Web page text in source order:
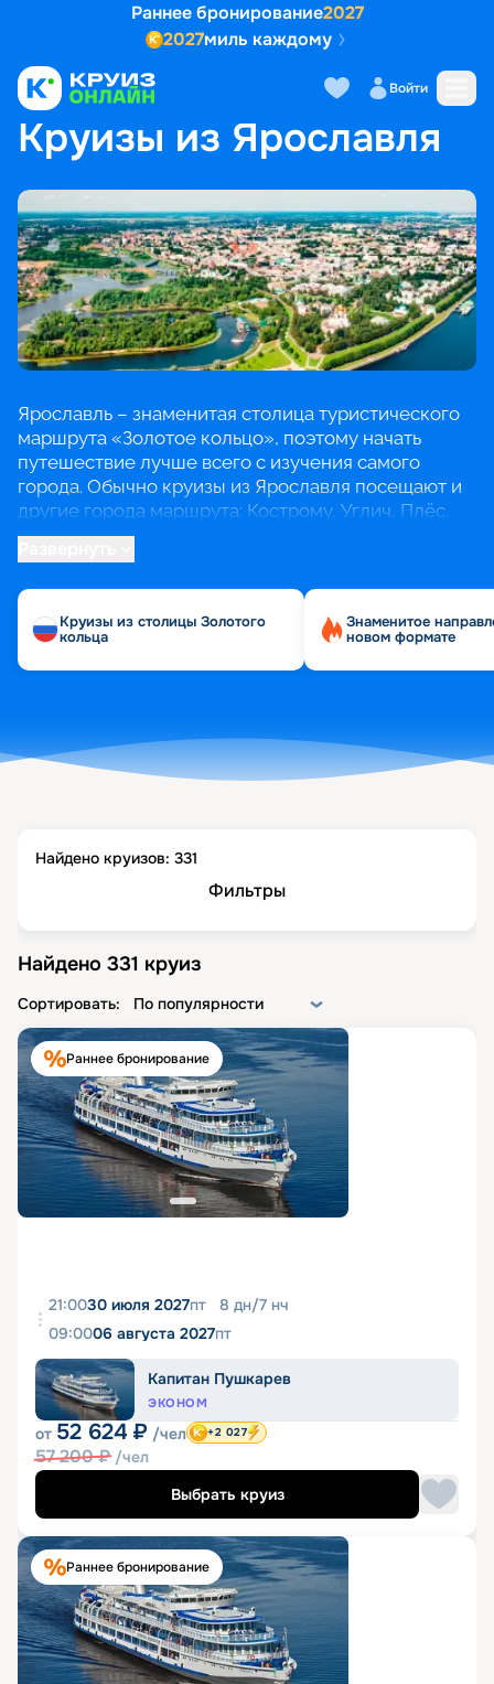
Раннее бронирование2027
2027миль каждому
Войти
ГЛАВНАЯ • ПОПУЛЯРНЫЕ НАПРАВЛЕНИЯ КРУИЗЫ ИЗ ЯРОСЛАВЛЯ
Круизы из Ярославля
Ярославль – знаменитая столица туристического
маршрута «Золотое кольцо», поэтому начать
путешествие лучше всего с изучения самого
города. Обычно круизы из Ярославля посещают и
другие города маршрута: Кострому, Углич, Плёс,
Мышкин, Рыбинск.
Кроме очевидного маршрута по Золотому кольцу,
Астрахани, или на север, до Санкт-Петербурга.
Круизы из столицы Золотого
кольца
Знаменитое
новом формате
Найдено круизов: 331
Фильтры
Найдено 331 круиз
Сортировать: По популярности
Раннее бронирование
21:0030 июля 2027пт 8 дн/7 нч
09:0006 августа 2027пт
Капитан Пушкарев
ЭКОНОМ
от 52 624 ₽ /чел
57 200₽ /чел
+2 027
Выбрать круиз
Раннее бронирование